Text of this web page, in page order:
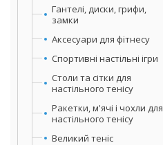
Гантелі, диски, грифи,
замки
Аксесуари для фітнесу
Спортивні настільні ігри
Столи та сітки для
настільного тенісу
Ракетки, м'ячі і чохли для
настільного тенісу
Великий теніс